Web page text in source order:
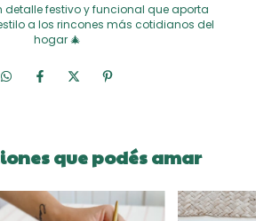
detalle festivo y funcional que aporta
a los rincones más cotidianos del
hogar 🎄
que podés amar